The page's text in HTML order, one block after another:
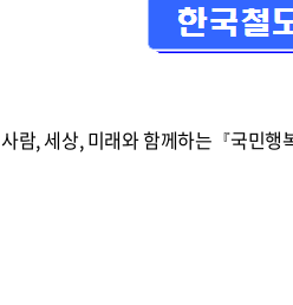
사람, 세상, 미래와 함께하는『국민